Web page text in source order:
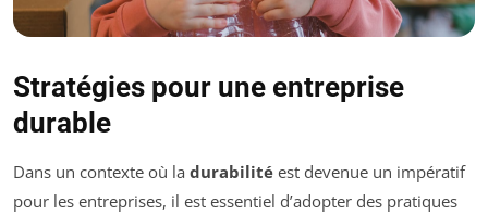
Stratégies pour une entreprise
durable
Dans un contexte où la durabilité est devenue un impératif
pour les entreprises, il est essentiel d’adopter des pratiques